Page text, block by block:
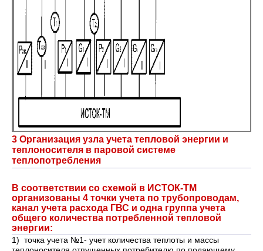
3 Организация узла учета тепловой энергии и
теплоносителя в паровой системе
теплопотребления
В соответствии со схемой в ИСТОК-ТМ
организованы 4 точки учета по трубопроводам,
канал учета расхода ГВС и одна группа учета
общего количества потребленной тепловой
энергии:
1) точка учета №1- учет количества теплоты и массы